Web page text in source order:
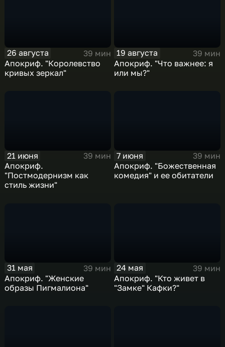
26 августа
39 мин
Апокриф. "Королевство
кривых зеркал"
19 августа
39 мин
Апокриф. "Что важнее: я
или мы?"
21 июня
39 мин
Апокриф.
"Постмодернизм как
стиль жизни"
7 июня
39 мин
Апокриф. "Божественная
комедия" и ее обитатели
31 мая
39 мин
Апокриф. "Женские
образы Пигмалиона"
24 мая
39 мин
Апокриф. "Кто живет в
"Замке" Кафки?"